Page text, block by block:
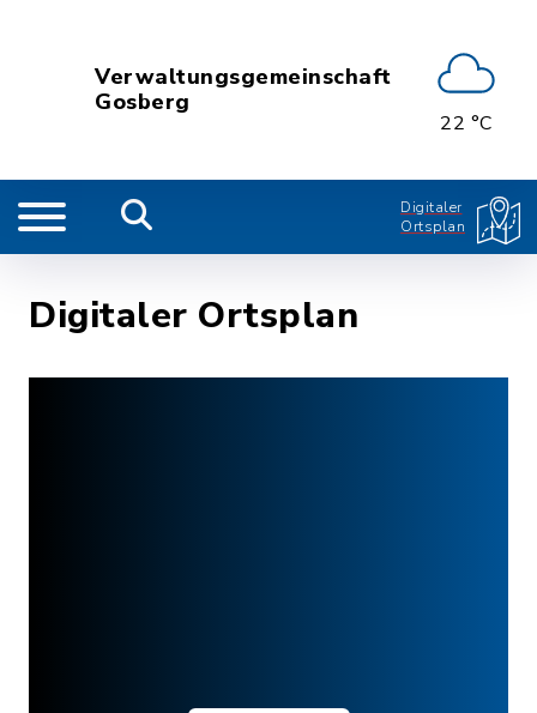
Verwaltungsgemeinschaft
Gosberg
22 °C
Digitaler
Ortsplan
Digitaler Ortsplan